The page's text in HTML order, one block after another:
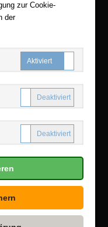
zur Cookie-
der